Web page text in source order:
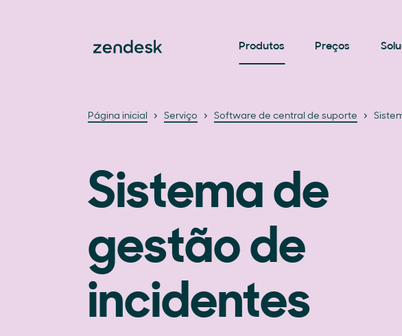
Produtos Preços
Página inicial Serviço Software de central de suporte
Sistema de
gestão de
incidentes